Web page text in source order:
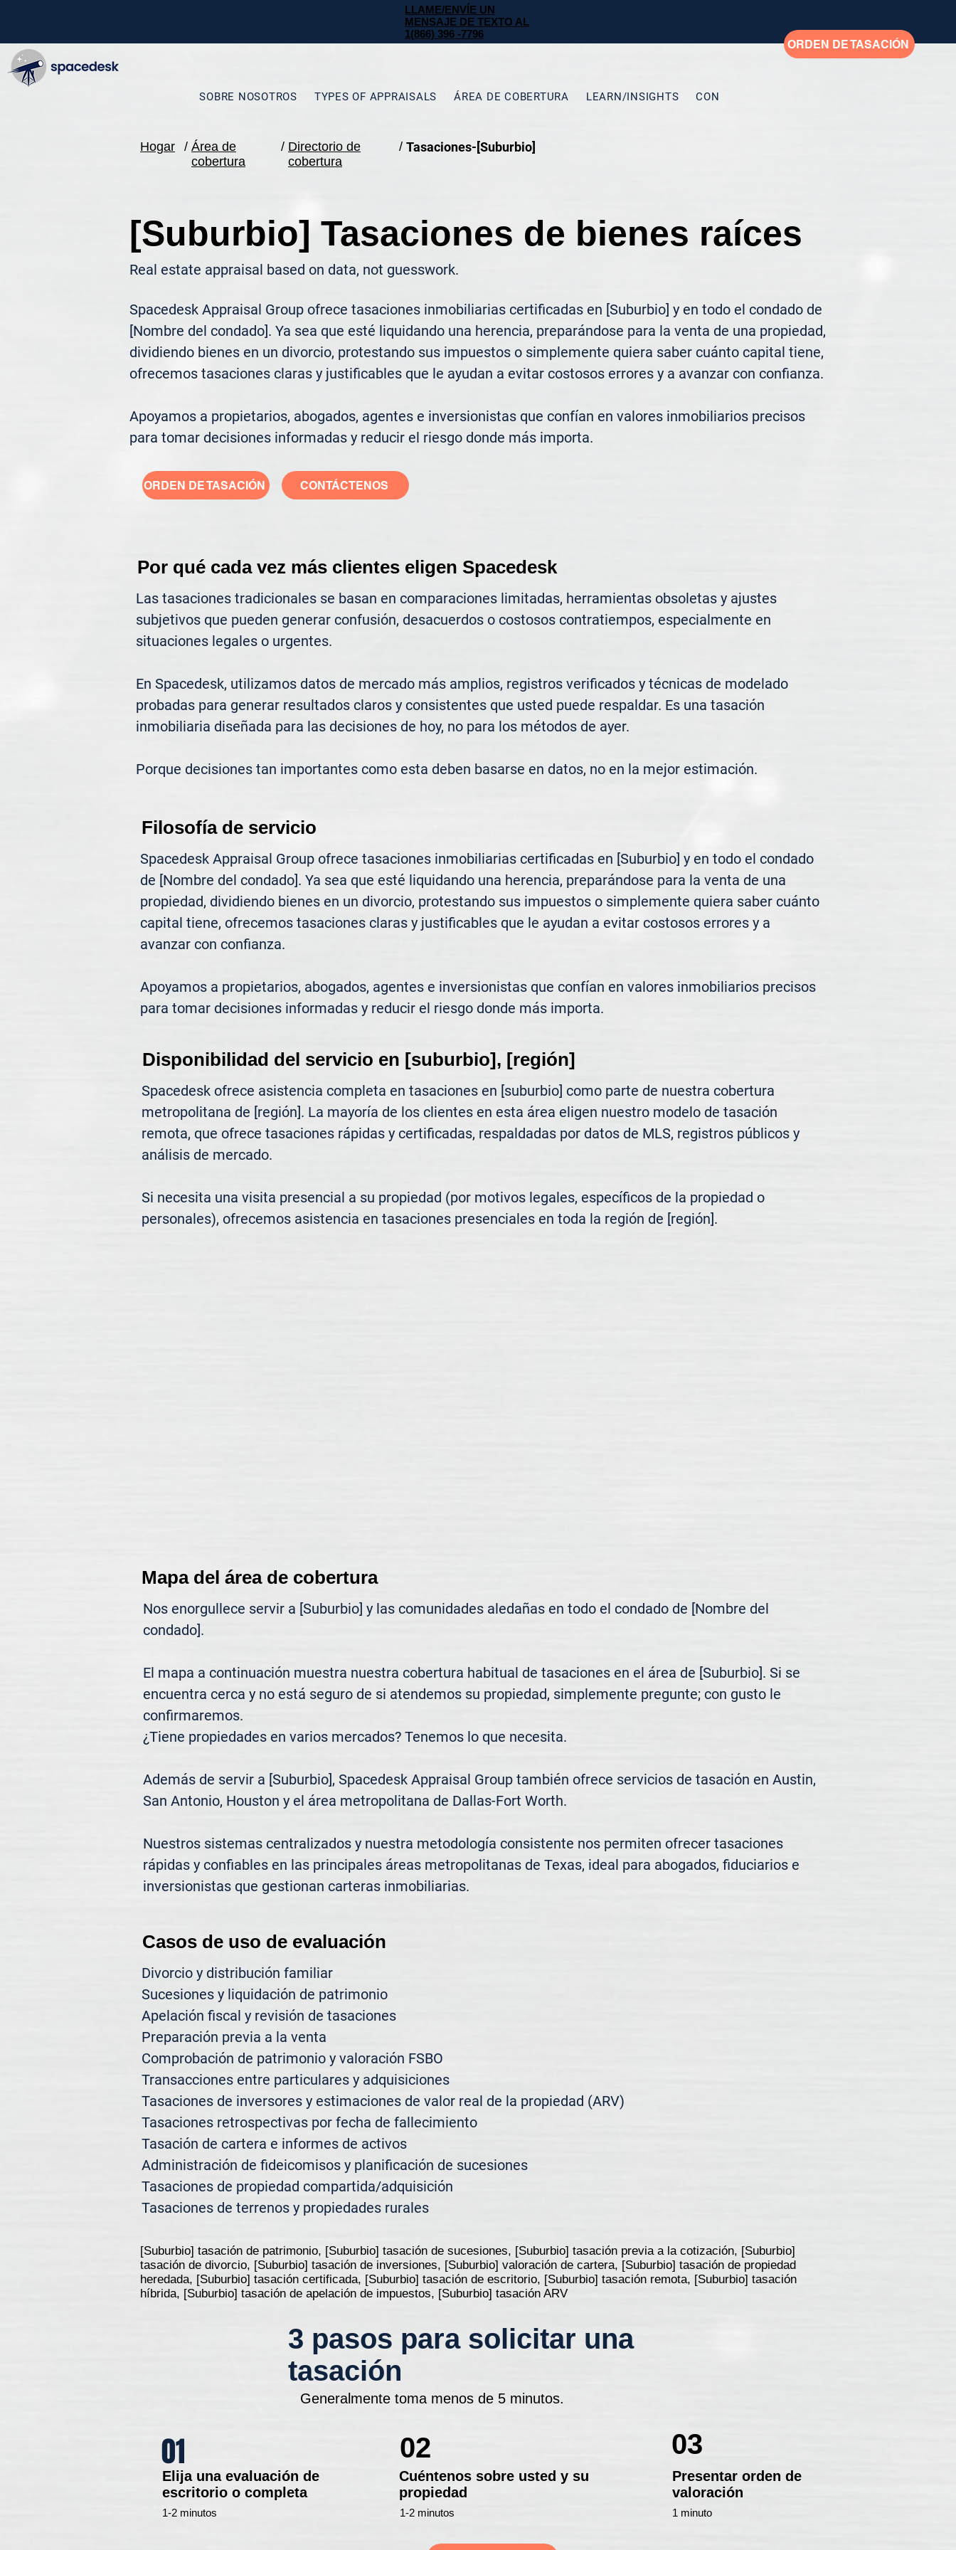
ORDEN DE TASACIÓN
LLAME/ENVÍE UN
MENSAJE DE TEXTO AL
1(866) 396 -7796
SOBRE NOSOTROS TYPES OF APPRAISALS ÁREA DE COBERTURA LEARN/INSIGHTS CONTACTO
Hogar / Área de
cobertura
/ Directorio de
cobertura
/ Tasaciones-[Suburbio]
[Suburbio] Tasaciones de bienes raíces
Real estate appraisal based on data, not guesswork.
Spacedesk Appraisal Group ofrece tasaciones inmobiliarias certificadas en [Suburbio] y en todo el condado de
[Nombre del condado]. Ya sea que esté liquidando una herencia, preparándose para la venta de una propiedad,
dividiendo bienes en un divorcio, protestando sus impuestos o simplemente quiera saber cuánto capital tiene,
ofrecemos tasaciones claras y justificables que le ayudan a evitar costosos errores y a avanzar con confianza.
Apoyamos a propietarios, abogados, agentes e inversionistas que confían en valores inmobiliarios precisos
para tomar decisiones informadas y reducir el riesgo donde más importa.
ORDEN DE TASACIÓN CONTÁCTENOS
Por qué cada vez más clientes eligen Spacedesk
Las tasaciones tradicionales se basan en comparaciones limitadas, herramientas obsoletas y ajustes
subjetivos que pueden generar confusión, desacuerdos o costosos contratiempos, especialmente en
situaciones legales o urgentes.
En Spacedesk, utilizamos datos de mercado más amplios, registros verificados y técnicas de modelado
probadas para generar resultados claros y consistentes que usted puede respaldar. Es una tasación
inmobiliaria diseñada para las decisiones de hoy, no para los métodos de ayer.
Porque decisiones tan importantes como esta deben basarse en datos, no en la mejor estimación.
Filosofía de servicio
Spacedesk Appraisal Group ofrece tasaciones inmobiliarias certificadas en [Suburbio] y en todo el condado
de [Nombre del condado]. Ya sea que esté liquidando una herencia, preparándose para la venta de una
propiedad, dividiendo bienes en un divorcio, protestando sus impuestos o simplemente quiera saber cuánto
capital tiene, ofrecemos tasaciones claras y justificables que le ayudan a evitar costosos errores y a
avanzar con confianza.
Apoyamos a propietarios, abogados, agentes e inversionistas que confían en valores inmobiliarios precisos
para tomar decisiones informadas y reducir el riesgo donde más importa.
Disponibilidad del servicio en [suburbio], [región]
Spacedesk ofrece asistencia completa en tasaciones en [suburbio] como parte de nuestra cobertura
metropolitana de [región]. La mayoría de los clientes en esta área eligen nuestro modelo de tasación
remota, que ofrece tasaciones rápidas y certificadas, respaldadas por datos de MLS, registros públicos y
análisis de mercado.
Si necesita una visita presencial a su propiedad (por motivos legales, específicos de la propiedad o
personales), ofrecemos asistencia en tasaciones presenciales en toda la región de [región].
Mapa del área de cobertura
Nos enorgullece servir a [Suburbio] y las comunidades aledañas en todo el condado de [Nombre del
condado].
El mapa a continuación muestra nuestra cobertura habitual de tasaciones en el área de [Suburbio]. Si se
encuentra cerca y no está seguro de si atendemos su propiedad, simplemente pregunte; con gusto le
confirmaremos.
¿Tiene propiedades en varios mercados? Tenemos lo que necesita.
Además de servir a [Suburbio], Spacedesk Appraisal Group también ofrece servicios de tasación en Austin,
San Antonio, Houston y el área metropolitana de Dallas-Fort Worth.
Nuestros sistemas centralizados y nuestra metodología consistente nos permiten ofrecer tasaciones
rápidas y confiables en las principales áreas metropolitanas de Texas, ideal para abogados, fiduciarios e
inversionistas que gestionan carteras inmobiliarias.
Casos de uso de evaluación
Divorcio y distribución familiar
Sucesiones y liquidación de patrimonio
Apelación fiscal y revisión de tasaciones
Preparación previa a la venta
Comprobación de patrimonio y valoración FSBO
Transacciones entre particulares y adquisiciones
Tasaciones de inversores y estimaciones de valor real de la propiedad (ARV)
Tasaciones retrospectivas por fecha de fallecimiento
Tasación de cartera e informes de activos
Administración de fideicomisos y planificación de sucesiones
Tasaciones de propiedad compartida/adquisición
Tasaciones de terrenos y propiedades rurales
[Suburbio] tasación de patrimonio, [Suburbio] tasación de sucesiones, [Suburbio] tasación previa a la cotización, [Suburbio]
tasación de divorcio, [Suburbio] tasación de inversiones, [Suburbio] valoración de cartera, [Suburbio] tasación de propiedad
heredada, [Suburbio] tasación certificada, [Suburbio] tasación de escritorio, [Suburbio] tasación remota, [Suburbio] tasación
híbrida, [Suburbio] tasación de apelación de impuestos, [Suburbio] tasación ARV
3 pasos para solicitar una
tasación
Generalmente toma menos de 5 minutos.
Elija una evaluación de
escritorio o completa
01
1-2 minutos
Cuéntenos sobre usted y su
propiedad
02
1-2 minutos
03
Presentar orden de
valoración
1 minuto